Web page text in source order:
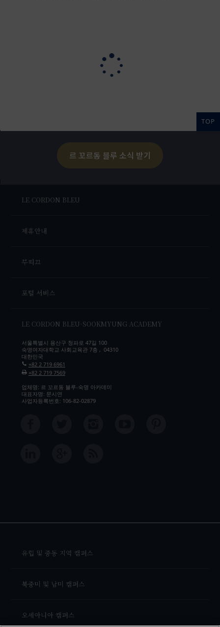
TOP
르 꼬르동 블루 소식 받기
LE CORDON BLEU
제휴안내
부띠끄
포털 서비스
LE CORDON BLEU-SOOKMYUNG ACADEMY
서울특별시 용산구 청파로 47길 100
숙명여자대학교 사회교육관 7층 , 04310
대한민국
+82 2 719 6961
+82 2 719 7569
업체명: 르 꼬르동 블루-숙명 아카데미
대표자명: 문시연
사업자등록번호: 106-82-02879
유럽 및 중동 지역 캠퍼스
북중미 및 남미 캠퍼스
오세아니아 캠퍼스